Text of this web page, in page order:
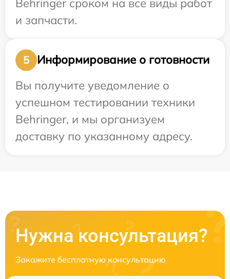
Behringer сроком на все виды работ
и запчасти.
5
Информирование о готовности
Вы получите уведомление о
успешном тестировании техники
Behringer, и мы организуем
доставку по указанному адресу.
Нужна консультация?
Закажите бесплатную консультацию